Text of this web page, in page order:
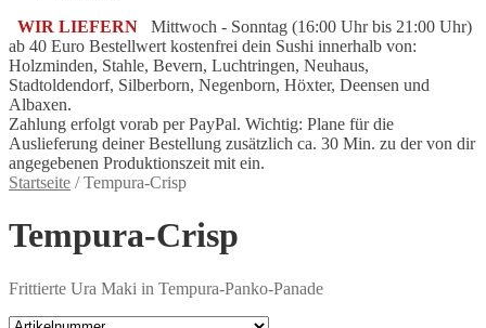
WIR LIEFERN
Mittwoch - Sonntag (16:00 Uhr bis 21:00 Uhr)
ab 40 Euro Bestellwert kostenfrei dein Sushi innerhalb von:
Holzminden, Stahle, Bevern, Luchtringen, Neuhaus,
Stadtoldendorf, Silberborn, Negenborn, Höxter, Deensen und
Albaxen.
Zahlung erfolgt vorab per PayPal. Wichtig: Plane für die
Auslieferung deiner Bestellung zusätzlich ca. 30 Min. zu der von dir
angegebenen Produktionszeit mit ein.
Startseite /Tempura-Crisp
Tempura-Crisp
Frittierte Ura Maki in Tempura-Panko-Panade